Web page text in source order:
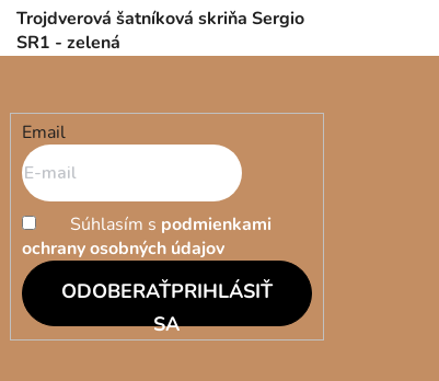
Trojdverová šatníková skriňa Sergio
SR1 - zelená
Email
Súhlasím s podmienkami
ochrany osobných údajov
PRIHLÁSIŤ
SA